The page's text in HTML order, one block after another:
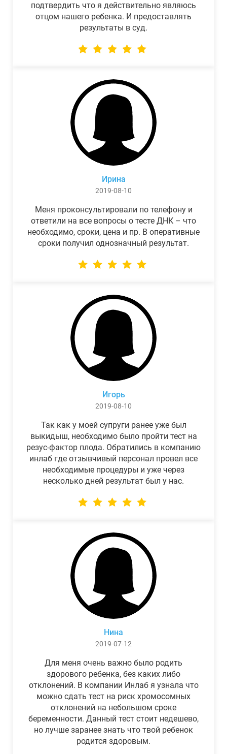
подтвердить что я действительно являюсь
отцом нашего ребенка. И предоставлять
результаты в суд.
Ирина
2019-08-10
Меня проконсультировали по телефону и
ответили на все вопросы о тесте ДНК – что
необходимо, сроки, цена и пр. В оперативные
сроки получил однозначный результат.
Игорь
2019-08-10
Так как у моей супруги ранее уже был
выкидыш, необходимо было пройти тест на
резус-фактор плода. Обратились в компанию
инлаб где отзывчивый персонал провел все
необходимые процедуры и уже через
несколько дней результат был у нас.
Нина
2019-07-12
Для меня очень важно было родить
здорового ребенка, без каких либо
отклонений. В компании Инлаб я узнала что
можно сдать тест на риск хромосомных
отклонений на небольшом сроке
беременности. Данный тест стоит недешево,
но лучше заранее знать что твой ребенок
родится здоровым.